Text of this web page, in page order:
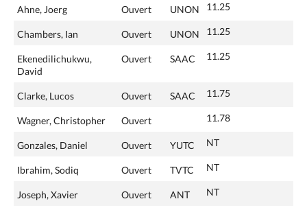
Ahne, Joerg Ouvert UNON 11.25
Chambers, Ian Ouvert UNON 11.25
Ekenedilichukwu,
David
Ouvert SAAC 11.25
Clarke, Lucos Ouvert SAAC 11.75
Wagner, Christopher Ouvert 11.78
Gonzales, Daniel Ouvert YUTC NT
Ibrahim, Sodiq Ouvert TVTC NT
Joseph, Xavier Ouvert ANT NT